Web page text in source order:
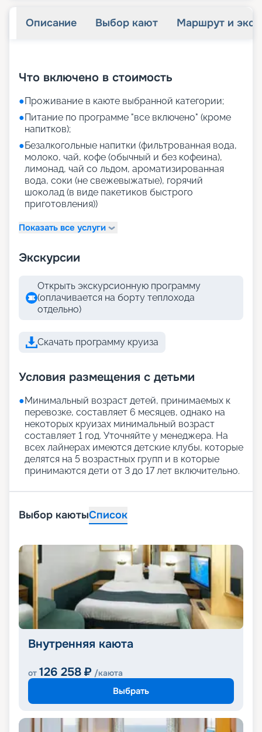
Описание Выбор кают Маршрут и
Что включено в стоимость
●Проживание в каюте выбранной категории;
●Питание по программе "все включено" (кроме
напитков);
●Безалкогольные напитки (фильтрованная вода,
молоко, чай, кофе (обычный и без кофеина),
лимонад, чай со льдом, ароматизированная
вода, соки (не свежевыжатые), горячий
шоколад (в виде пакетиков быстрого
приготовления))
Показать все услуги
Экскурсии
Открыть экскурсионную программу
(оплачивается на борту теплохода
отдельно)
Скачать программу круиза
Условия размещения с детьми
●Минимальный возраст детей, принимаемых к
перевозке, составляет 6 месяцев, однако на
некоторых круизах минимальный возраст
составляет 1 год. Уточняйте у менеджера. На
всех лайнерах имеются детские клубы, которые
делятся на 5 возрастных групп и в которые
принимаются дети от 3 до 17 лет включительно.
Выбор каютыСписок
Внутренняя каюта
от 126 258 ₽ /каюта
Выбрать